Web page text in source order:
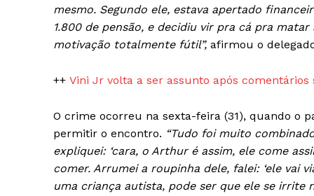
mesmo. Segundo ele, estava apertado
1.800 de pensão, e decidiu vir pra cá pra
motivação totalmente fútil”, afirmou o
++ Vini Jr volta a ser assunto após
O crime ocorreu na sexta-feira (31), quando o
permitir o encontro. “Tudo foi muito
expliquei: ‘cara, o Arthur é assim, ele come
comer. Arrumei a roupinha dele, falei: ‘ele vai
uma criança autista, pode ser que ele se irrite